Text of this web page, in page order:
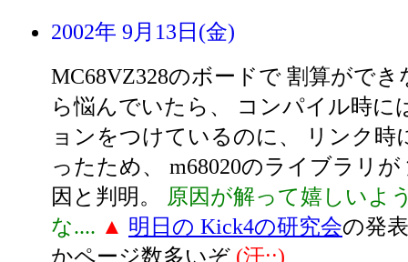
2002年 9月13日(金)
MC68VZ328のボードで 割算がで
ら悩んでいたら、 コンパイル時に
ョンをつけているのに、 リンク時
ったため、 m68020のライブラリ
因と判明。
原因が解って嬉しいよ
な.... ▲ 明日の Kick4の研究会の発
かページ数多いぞ (汗;;)